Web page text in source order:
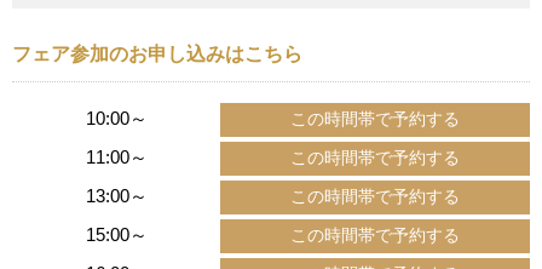
フェア参加のお申し込みはこちら
10:00～
11:00～
13:00～
15:00～